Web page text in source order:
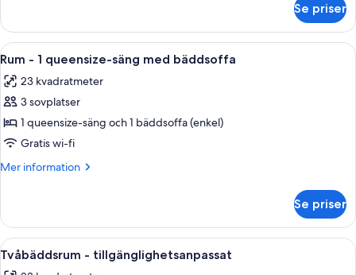
säng
med
bäddsoffa
rum
1
queensize-
säng
med
Se priser
Öppna
alla
foton
för
Rum
-
1
med
bäddsoffa
Värdeförvaringsskåp på rummet,
14
Rum - 1 queensize-säng med bäddsoffa
23 kvadratmeter
3 sovplatser
1 queensize-säng och 1 bäddsoffa (enkel)
Gratis wi-fi
Mer information
Mer
-
queensize-
Se priser
Öppna
alla
Värdeförvaringsskåp på rummet,
8
Tvåbäddsrum - tillgänglighetsanpassat